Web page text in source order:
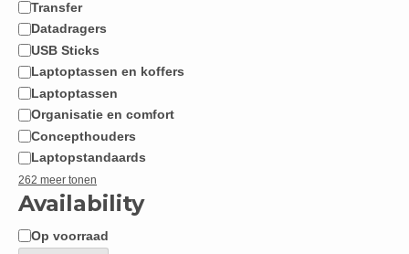
Transfer
Datadragers
USB Sticks
Laptoptassen en koffers
Laptoptassen
Organisatie en comfort
Concepthouders
Laptopstandaards
262 meer tonen
Availability
Beschikbaarheid
Op voorraad